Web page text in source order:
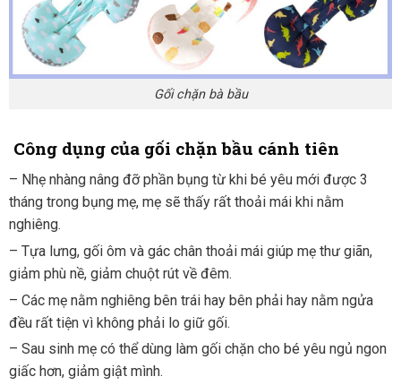
Gối chặn bà bầu
Công dụng của gối chặn bầu cánh tiên
– Nhẹ nhàng nâng đỡ phần bụng từ khi bé yêu mới được 3
tháng trong bụng mẹ, mẹ sẽ thấy rất thoải mái khi nằm
nghiêng.
– Tựa lưng, gối ôm và gác chân thoải mái giúp mẹ thư giãn,
giảm phù nề, giảm chuột rút về đêm.
– Các mẹ nằm nghiêng bên trái hay bên phải hay nằm ngửa
đều rất tiện vì không phải lo giữ gối.
– Sau sinh mẹ có thể dùng làm gối chặn cho bé yêu ngủ ngon
giấc hơn, giảm giật mình.